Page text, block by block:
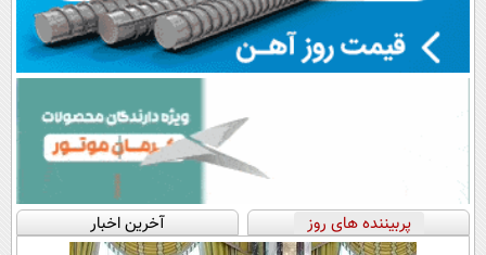
پربیننده های روز آخرین اخبار